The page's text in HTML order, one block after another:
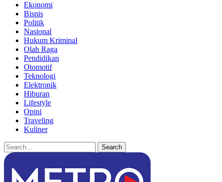
Ekonomi
Bisnis
Politik
Nasional
Hukum Kriminal
Olah Raga
Pendidikan
Otomotif
Teknologi
Elektronik
Hiburan
Lifestyle
Opini
Traveling
Kuliner